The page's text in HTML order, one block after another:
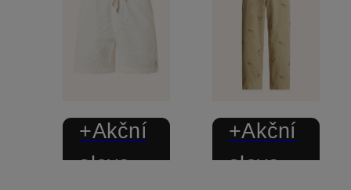
+Akční
sleva
+Akční
sleva